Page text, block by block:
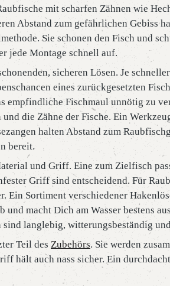
mit scharfen Zähnen wie
Abstand zum gefährlichen Gebiss
Sie schonen den Fisch und
jede Montage schnell auf.
sicheren Lösen. Je
eines zurückgesetzten
empfindliche Fischmaul unnötig zu
die Zähne der Fische. Ein
halten Abstand zum
bereit.
und Griff. Eine zum Zielfisch
Griff sind entscheidend. Für
Ein Sortiment verschiedener
macht Dich am Wasser bestens
langlebig, witterungsbeständig
Teil des Zubehörs. Sie werden
hält auch nass sicher. Ein